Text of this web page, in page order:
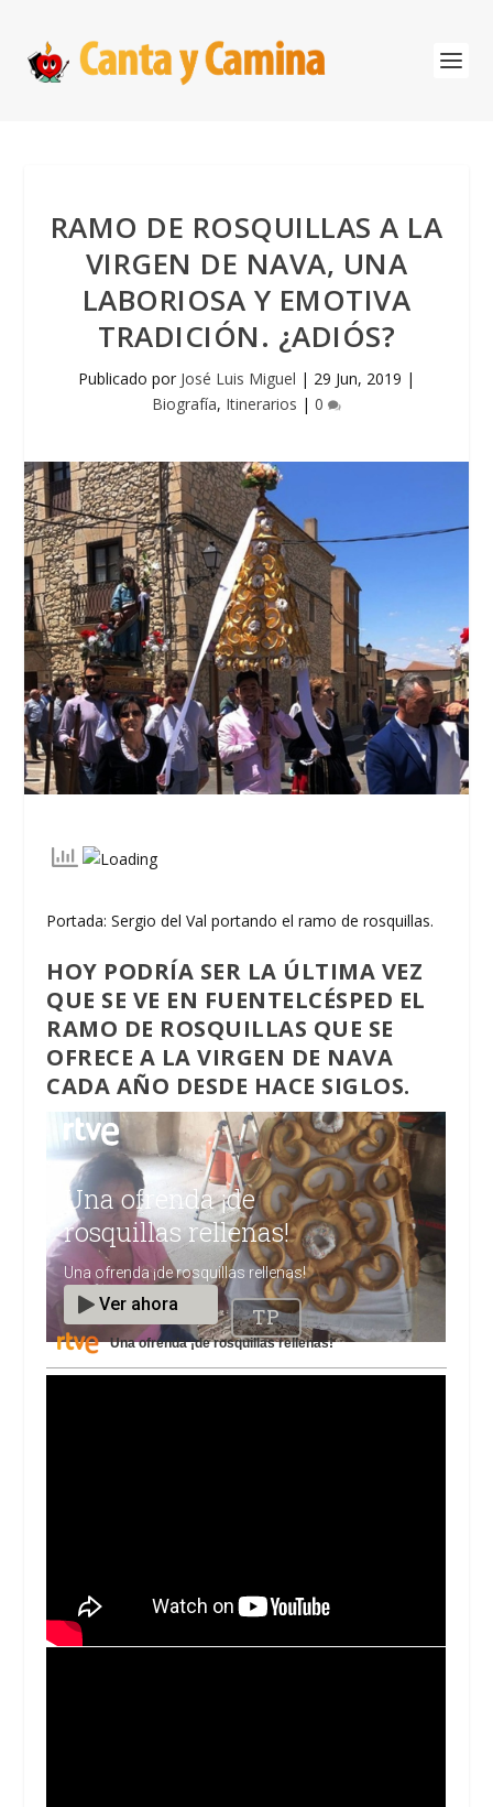
RAMO DE ROSQUILLAS A LA
VIRGEN DE NAVA, UNA
LABORIOSA Y EMOTIVA
TRADICIÓN. ¿ADIÓS?
Publicado por José Luis Miguel | 29 Jun, 2019 |
Biografía, Itinerarios | 0
Portada: Sergio del Val portando el ramo de rosquillas.
HOY PODRÍA SER LA ÚLTIMA VEZ
QUE SE VE EN FUENTELCÉSPED EL
RAMO DE ROSQUILLAS QUE SE
OFRECE A LA VIRGEN DE NAVA
CADA AÑO DESDE HACE SIGLOS.
Una ofrenda ¡de rosquillas rellenas!